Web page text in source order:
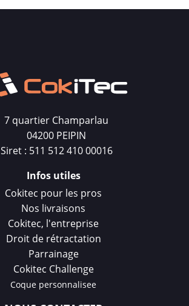
7 quartier Champarlau
04200 PEIPIN
Siret : 511 512 410 00016
Infos utiles
Cokitec pour les pros
Nos livraisons
Cokitec, l'entreprise
Droit de rétractation
Parrainage
Cokitec Challenge
Coque personnalisee